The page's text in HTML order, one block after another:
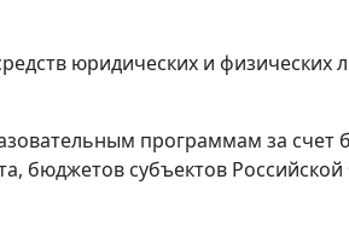
юридических и физических
программам за счет
бюджетов субъектов